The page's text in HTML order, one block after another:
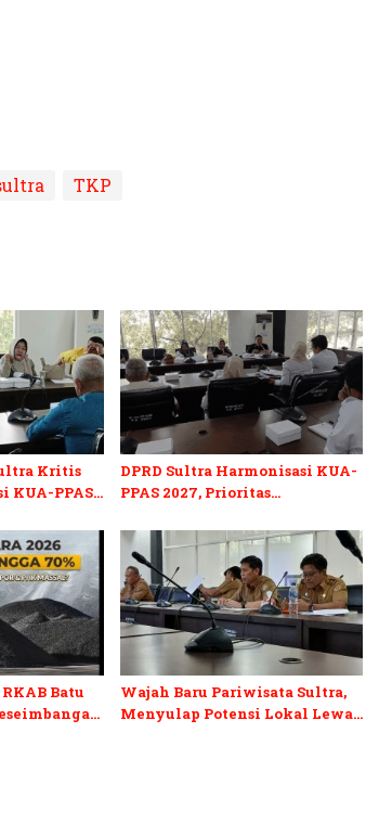
TKP
Kritis
KUA-PPAS
DPRD Sultra Harmonisasi KUA-
PPAS 2027, Prioritas
Pelunasan Utang Infrastruktur
Batu
Wajah Baru Pariwisata Sultra,
Menyulap Potensi Lokal Lewat